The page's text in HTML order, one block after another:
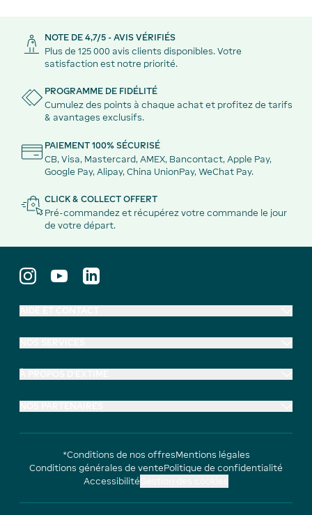
NOTE DE 4,7/5 - AVIS VÉRIFIÉS
Plus de 125 000 avis clients disponibles. Votre
satisfaction est notre priorité.
PROGRAMME DE FIDÉLITÉ
Cumulez des points à chaque achat et profitez de tarifs
& avantages exclusifs.
PAIEMENT 100% SÉCURISÉ
CB, Visa, Mastercard, AMEX, Bancontact, Apple Pay,
Google Pay, Alipay, China UnionPay, WeChat Pay.
CLICK & COLLECT OFFERT
Pré-commandez et récupérez votre commande le jour
de votre départ.
*Conditions de nos offresMentions légales
Conditions générales de ventePolitique de confidentialité
Accessibilité